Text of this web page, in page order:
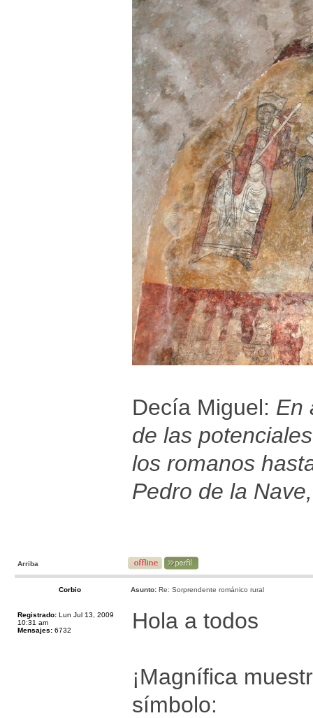
Decía Miguel: En
de las
los romanos
Pedro de la
Arriba
Corbio Asunto: Re: Sorprendente románico rural
Registrado: Lun Jul 13, 2009
10:31 am
Mensajes: 6732 Hola a todos
¡Magnífica
símbolo: